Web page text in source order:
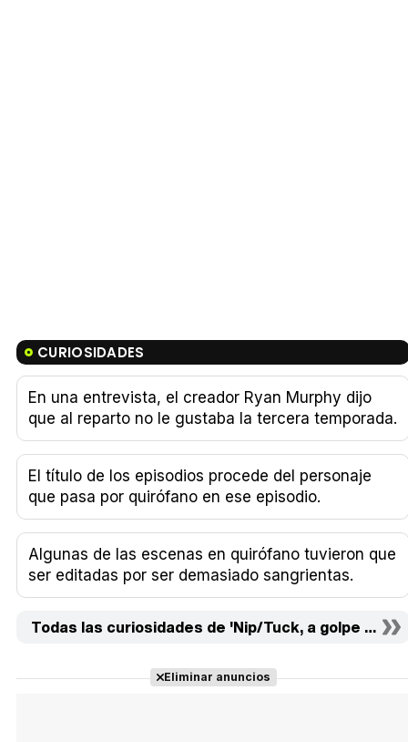
CURIOSIDADES
En una entrevista, el creador Ryan Murphy dijo
que al reparto no le gustaba la tercera temporada.
El título de los episodios procede del personaje
que pasa por quirófano en ese episodio.
Algunas de las escenas en quirófano tuvieron que
ser editadas por ser demasiado sangrientas.
Todas las curiosidades de 'Nip/Tuck, a golpe de
Eliminar anuncios